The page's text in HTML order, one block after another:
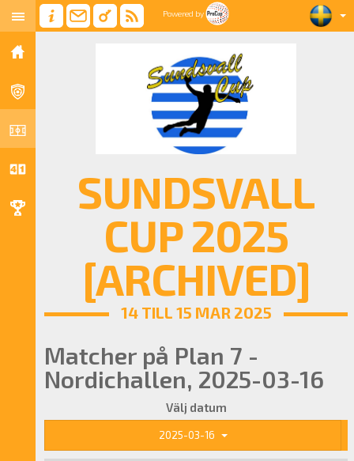
Powered by
SUNDSVALL
CUP 2025
[ARCHIVED]
14 TILL 15 MAR 2025
Matcher på Plan 7 -
Nordichallen, 2025-03-16
Välj datum
2025-03-16